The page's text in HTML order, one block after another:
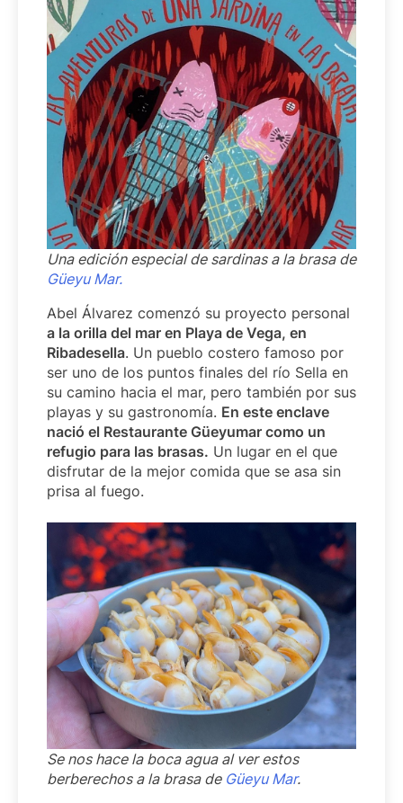
Una edición especial de sardinas a la brasa de
Güeyu Mar.
Abel Álvarez comenzó su proyecto personal
a la orilla del mar en Playa de Vega, en
Ribadesella. Un pueblo costero famoso por
ser uno de los puntos finales del río Sella en
su camino hacia el mar, pero también por sus
playas y su gastronomía. En este enclave
nació el Restaurante Güeyumar como un
refugio para las brasas. Un lugar en el que
disfrutar de la mejor comida que se asa sin
prisa al fuego.
Se nos hace la boca agua al ver estos
berberechos a la brasa de Güeyu Mar.